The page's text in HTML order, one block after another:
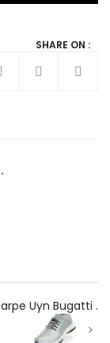
SHARE ON :
Uyn Bugatti .